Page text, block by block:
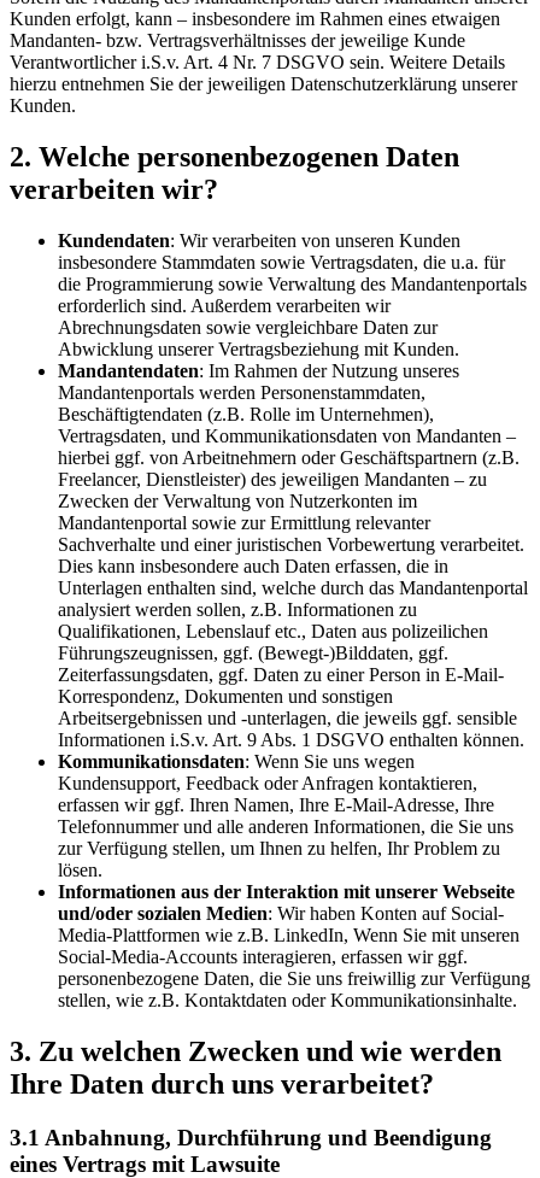
Kunden erfolgt, kann – insbesondere im Rahmen eines etwaigen
Mandanten- bzw. Vertragsverhältnisses der jeweilige Kunde
Verantwortlicher i.S.v. Art. 4 Nr. 7 DSGVO sein. Weitere Details
hierzu entnehmen Sie der jeweiligen Datenschutzerklärung unserer
Kunden.
2. Welche personenbezogenen Daten
verarbeiten wir?
Kundendaten: Wir verarbeiten von unseren Kunden
insbesondere Stammdaten sowie Vertragsdaten, die u.a. für
die Programmierung sowie Verwaltung des Mandantenportals
erforderlich sind. Außerdem verarbeiten wir
Abrechnungsdaten sowie vergleichbare Daten zur
Abwicklung unserer Vertragsbeziehung mit Kunden.
Mandantendaten: Im Rahmen der Nutzung unseres
Mandantenportals werden Personenstammdaten,
Beschäftigtendaten (z.B. Rolle im Unternehmen),
Vertragsdaten, und Kommunikationsdaten von Mandanten –
hierbei ggf. von Arbeitnehmern oder Geschäftspartnern (z.B.
Freelancer, Dienstleister) des jeweiligen Mandanten – zu
Zwecken der Verwaltung von Nutzerkonten im
Mandantenportal sowie zur Ermittlung relevanter
Sachverhalte und einer juristischen Vorbewertung verarbeitet.
Dies kann insbesondere auch Daten erfassen, die in
Unterlagen enthalten sind, welche durch das Mandantenportal
analysiert werden sollen, z.B. Informationen zu
Qualifikationen, Lebenslauf etc., Daten aus polizeilichen
Führungszeugnissen, ggf. (Bewegt-)Bilddaten, ggf.
Zeiterfassungsdaten, ggf. Daten zu einer Person in E-Mail-
Korrespondenz, Dokumenten und sonstigen
Arbeitsergebnissen und -unterlagen, die jeweils ggf. sensible
Informationen i.S.v. Art. 9 Abs. 1 DSGVO enthalten können.
Kommunikationsdaten: Wenn Sie uns wegen
Kundensupport, Feedback oder Anfragen kontaktieren,
erfassen wir ggf. Ihren Namen, Ihre E-Mail-Adresse, Ihre
Telefonnummer und alle anderen Informationen, die Sie uns
zur Verfügung stellen, um Ihnen zu helfen, Ihr Problem zu
lösen.
Informationen aus der Interaktion mit unserer Webseite
und/oder sozialen Medien: Wir haben Konten auf Social-
Media-Plattformen wie z.B. LinkedIn, Wenn Sie mit unseren
Social-Media-Accounts interagieren, erfassen wir ggf.
personenbezogene Daten, die Sie uns freiwillig zur Verfügung
stellen, wie z.B. Kontaktdaten oder Kommunikationsinhalte.
3. Zu welchen Zwecken und wie werden
Ihre Daten durch uns verarbeitet?
3.1 Anbahnung, Durchführung und Beendigung
eines Vertrags mit Lawsuite